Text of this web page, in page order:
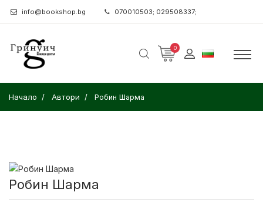
info@bookshop.bg 070010503; 029508337;
0
Начало Автори Робин Шарма
Робин Шарма